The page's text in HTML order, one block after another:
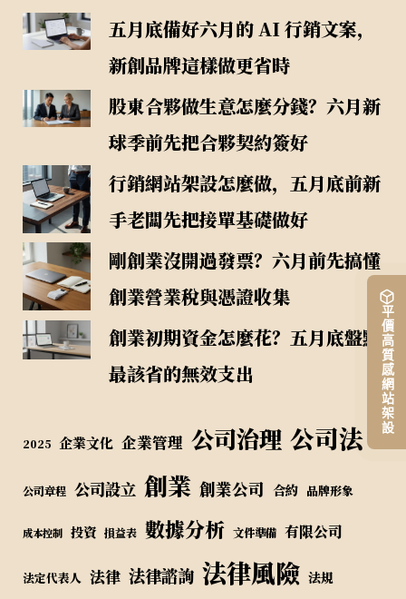
平價高質感網站架設
五月底備好六月的 AI 行銷文案，
新創品牌這樣做更省時
股東合夥做生意怎麼分錢？六月新
球季前先把合夥契約簽好
行銷網站架設怎麼做，五月底前新
手老闆先把接單基礎做好
剛創業沒開過發票？六月前先搞懂
創業營業稅與憑證收集
創業初期資金怎麼花？五月底盤點
最該省的無效支出
2025 企業文化 企業管理 公司治理 公司法
公司章程 公司設立 創業 創業公司 合約 品牌形象
成本控制 投資 損益表 數據分析 文件準備 有限公司
法定代表人 法律 法律諮詢 法律風險 法規